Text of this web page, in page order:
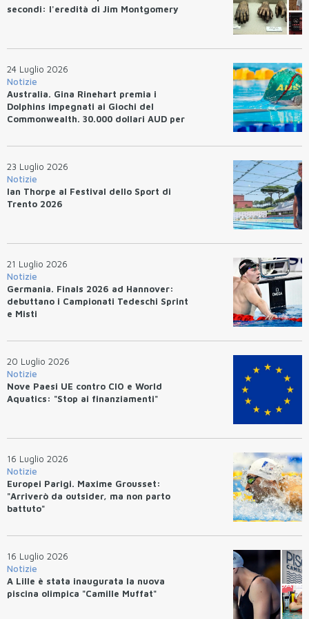
secondi: l'eredità di Jim Montgomery
24 Luglio 2026
Notizie
Australia. Gina Rinehart premia i
Dolphins impegnati ai Giochi del
Commonwealth. 30.000 dollari AUD per
23 Luglio 2026
Notizie
Ian Thorpe al Festival dello Sport di
Trento 2026
21 Luglio 2026
Notizie
Germania. Finals 2026 ad Hannover:
debuttano i Campionati Tedeschi Sprint
e Misti
20 Luglio 2026
Notizie
Nove Paesi UE contro CIO e World
Aquatics: "Stop ai finanziamenti"
16 Luglio 2026
Notizie
Europei Parigi. Maxime Grousset:
"Arriverò da outsider, ma non parto
battuto"
16 Luglio 2026
Notizie
A Lille è stata inaugurata la nuova
piscina olimpica "Camille Muffat"